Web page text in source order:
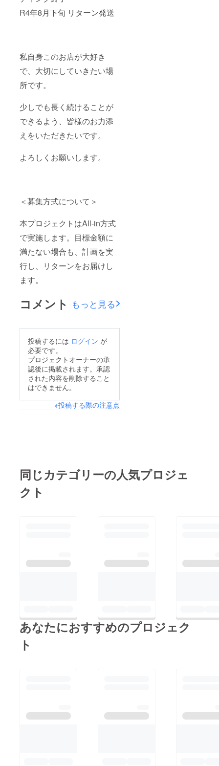
R4年8月下旬 リターン発送
私自身このお店が大好き
で、大切にしていきたい場
所です。
少しでも長く続けることが
できるよう、皆様のお力添
えをいただきたいです。
よろしくお願いします。
＜募集方式について＞
本プロジェクトはAll-in方式
で実施します。目標金額に
満たない場合も、計画を実
行し、リターンをお届けし
ます。
コメント もっと見る
投稿するには ログイン が
必要です。
プロジェクトオーナーの承
認後に掲載されます。承認
された内容を削除すること
はできません。
※投稿する際の注意点
同じカテゴリーの人気プロジェ
クト
あなたにおすすめのプロジェク
ト